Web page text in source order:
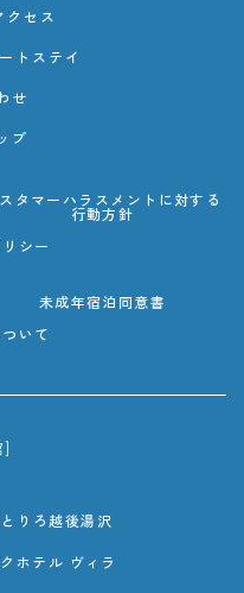
クセス
トステイ
せ
プ
タマーハラスメントに対する
行動方針
シー
未成年宿泊同意書
いて
]
とりろ越後湯沢
ホテル ヴィラ